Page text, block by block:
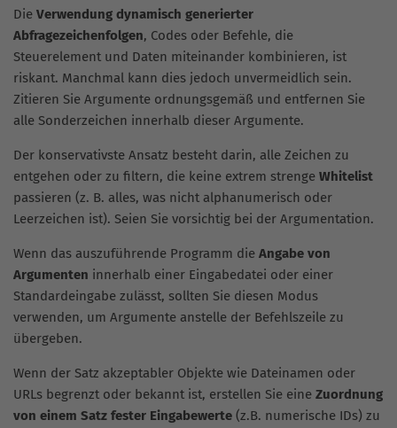
Die Verwendung dynamisch generierter
Abfragezeichenfolgen, Codes oder Befehle, die
Steuerelement und Daten miteinander kombinieren, ist
riskant. Manchmal kann dies jedoch unvermeidlich sein.
Zitieren Sie Argumente ordnungsgemäß und entfernen Sie
alle Sonderzeichen innerhalb dieser Argumente.
Der konservativste Ansatz besteht darin, alle Zeichen zu
entgehen oder zu filtern, die keine extrem strenge Whitelist
passieren (z. B. alles, was nicht alphanumerisch oder
Leerzeichen ist). Seien Sie vorsichtig bei der Argumentation.
Wenn das auszuführende Programm die Angabe von
Argumenten innerhalb einer Eingabedatei oder einer
Standardeingabe zulässt, sollten Sie diesen Modus
verwenden, um Argumente anstelle der Befehlszeile zu
übergeben.
Wenn der Satz akzeptabler Objekte wie Dateinamen oder
URLs begrenzt oder bekannt ist, erstellen Sie eine Zuordnung
von einem Satz fester Eingabewerte (z.B. numerische IDs) zu